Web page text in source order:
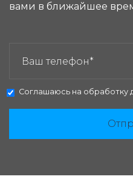
вами в ближайшее
Соглашаюсь на обработку